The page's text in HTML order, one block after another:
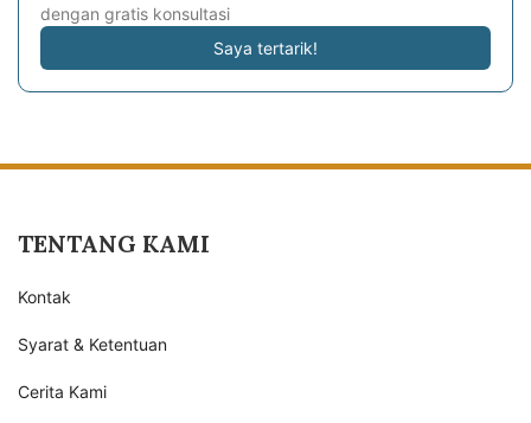
dengan gratis konsultasi
Saya tertarik!
TENTANG KAMI
Kontak
Syarat & Ketentuan
Cerita Kami